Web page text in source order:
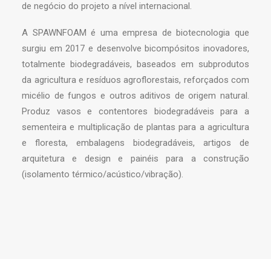
de negócio do projeto a nível internacional.
A SPAWNFOAM é uma empresa de biotecnologia que
surgiu em 2017 e desenvolve bicompósitos inovadores,
totalmente biodegradáveis, baseados em subprodutos
da agricultura e resíduos agroflorestais, reforçados com
micélio de fungos e outros aditivos de origem natural.
Produz vasos e contentores biodegradáveis para a
sementeira e multiplicação de plantas para a agricultura
e floresta, embalagens biodegradáveis, artigos de
arquitetura e design e painéis para a construção
(isolamento térmico/acústico/vibração).